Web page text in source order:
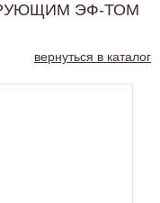
ЭФ-ТОМ
вернуться в каталог